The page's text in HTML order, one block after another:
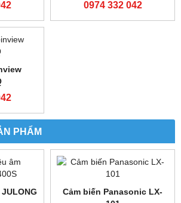
FBS-
Bộ lập trình FATEK FBS-
32MCT2-AC
0974 332 042